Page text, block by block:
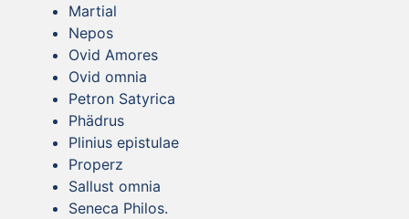
Martial
Nepos
Ovid Amores
Ovid omnia
Petron Satyrica
Phädrus
Plinius epistulae
Properz
Sallust omnia
Seneca Philos.